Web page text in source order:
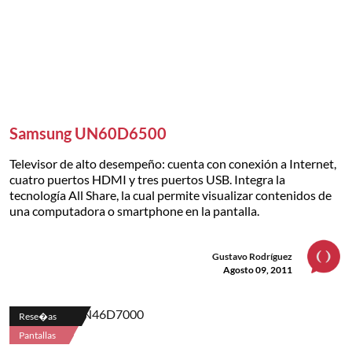
Samsung UN60D6500
Televisor de alto desempeño: cuenta con conexión a Internet,
cuatro puertos HDMI y tres puertos USB. Integra la
tecnología All Share, la cual permite visualizar contenidos de
una computadora o smartphone en la pantalla.
Gustavo Rodríguez
Agosto 09, 2011
Rese�as
Pantallas